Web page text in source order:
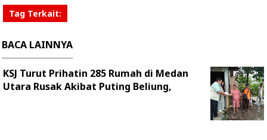
Tag Terkait:
BACA LAINNYA
KSJ Turut Prihatin 285 Rumah di Medan
Utara Rusak Akibat Puting Beliung,